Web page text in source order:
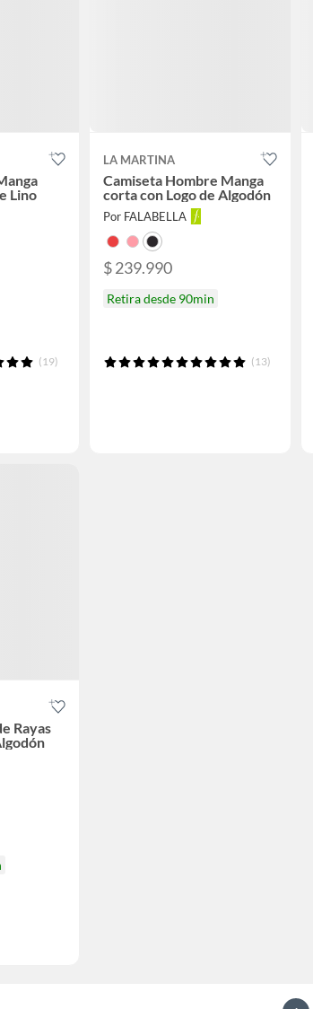
Lino
(19)
LA MARTINA
Camiseta Hombre Manga
corta con Logo de Algodón
Por FALABELLA
$ 239.990
Retira desde 90min
(13)
Rayas